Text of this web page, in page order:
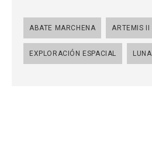
ABATE MARCHENA ARTEMIS II
EXPLORACIÓN ESPACIAL LUNA